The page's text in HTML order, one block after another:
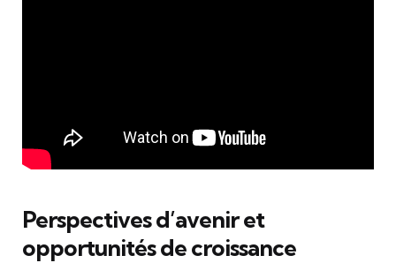
Perspectives d’avenir et
opportunités de croissance